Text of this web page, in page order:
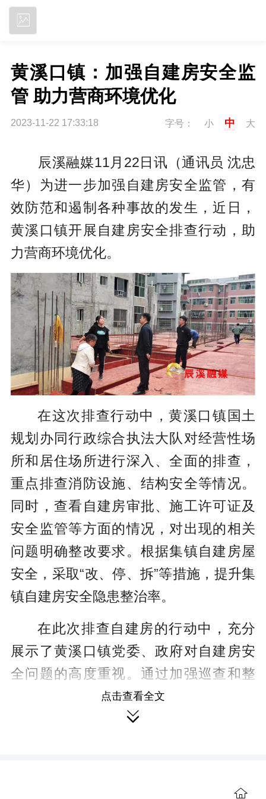
黄溪口镇：加强自建房安全监
管 助力营商环境优化
2023-11-22 17:33:18 字号： 小 中 大
辰溪融媒11月22日讯（通讯员 沈忠
华） 为进一步加强自建房安全监管，有
效防范和遏制各种事故的发生，近日，
黄溪口镇开展自建房安全排查行动，助
力营商环境优化。
在这次排查行动中，黄溪口镇国土
规划办同行政综合执法大队对经营性场
所和居住场所进行深入、全面的排查，
重点排查消防设施、结构安全等情况。
同时，查看自建房审批、施工许可证及
安全监管等方面的情况，对出现的相关
问题明确整改要求。根据集镇自建房屋
安全，采取“改、停、拆”等措施，提升集
镇自建房安全隐患整治率。
在此次排查自建房的行动中，充分
展示了黄溪口镇党委、政府对自建房安
全问题的高度重视。通过加强巡查和整
治，为营商环境提供坚实的保证。下一
步，黄溪口镇将进一步加强和相关部门
点击查看全文
